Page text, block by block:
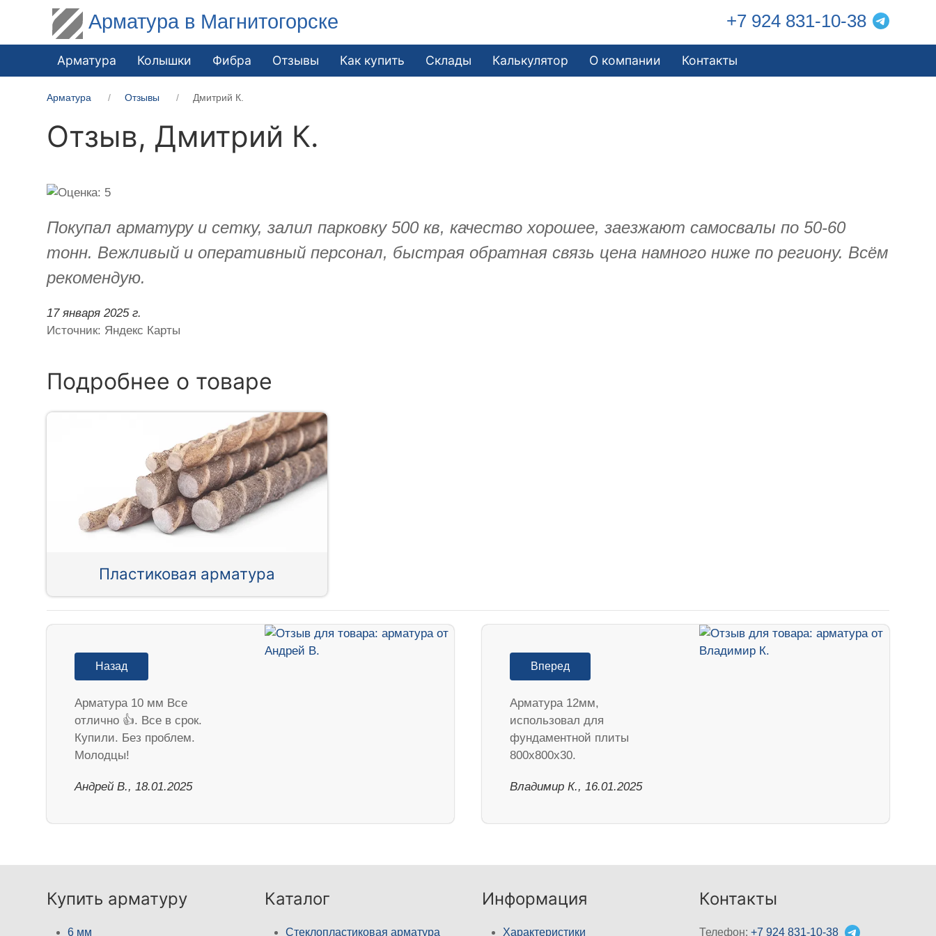
Арматура в Магнитогорске +7 924 831-10-38
Арматура Колышки Фибра Отзывы Как купить Склады Калькулятор О компании Контакты
Арматура Отзывы Дмитрий К.
Отзыв, Дмитрий К.
Покупал арматуру и сетку, залил парковку 500 кв, качество хорошее, заезжают самосвалы по 50-60
тонн. Вежливый и оперативный персонал, быстрая обратная связь цена намного ниже по региону. Всём
рекомендую.
17 января 2025 г.
Источник: Яндекс Карты
Подробнее о товаре
Пластиковая арматура
Назад
Арматура 10 мм Все
отлично 👍. Все в срок.
Купили. Без проблем.
Молодцы!
Андрей В., 18.01.2025
Вперед
Арматура 12мм,
использовал для
фундаментной плиты
800х800х30.
Владимир К., 16.01.2025
Купить арматуру
6 мм
Каталог
Стеклопластиковая арматура
Информация
Характеристики
Контакты
Телефон:+7 924 831-10-38